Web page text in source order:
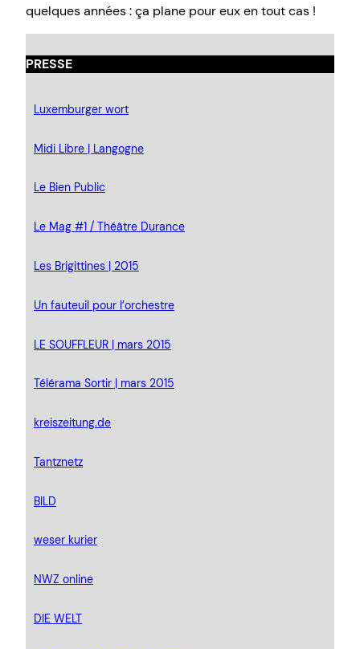
quelques années : ça plane pour eux en tout cas !
PRESSE
Luxemburger wort
Midi Libre | Langogne
Le Bien Public
Le Mag #1 / Théâtre Durance
Les Brigittines | 2015
Un fauteuil pour l’orchestre
LE SOUFFLEUR | mars 2015
Télérama Sortir | mars 2015
kreiszeitung.de
Tantznetz
BILD
weser kurier
NWZ online
DIE WELT